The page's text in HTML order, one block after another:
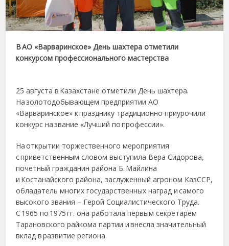
В АО «Варваринское» День шахтера отметили
конкурсом профессионального мастерства
25 августа в Казахстане отметили День шахтера.
На золотодобывающем предприятии АО
«Варваринское» к празднику традиционно приурочили
конкурс на звание «Лучший по профессии».
На открытии торжественного мероприятия
с приветственным словом выступила Вера Сидорова,
почетный гражданин района Б. Майлина
и Костанайского района, заслуженный агроном КазССР,
обладатель многих государственных наград и самого
высокого звания – Герой Социалистического Труда.
С 1965 по 1975 гг. она работала первым секретарем
Тарановского райкома партии и внесла значительный
вклад в развитие региона.